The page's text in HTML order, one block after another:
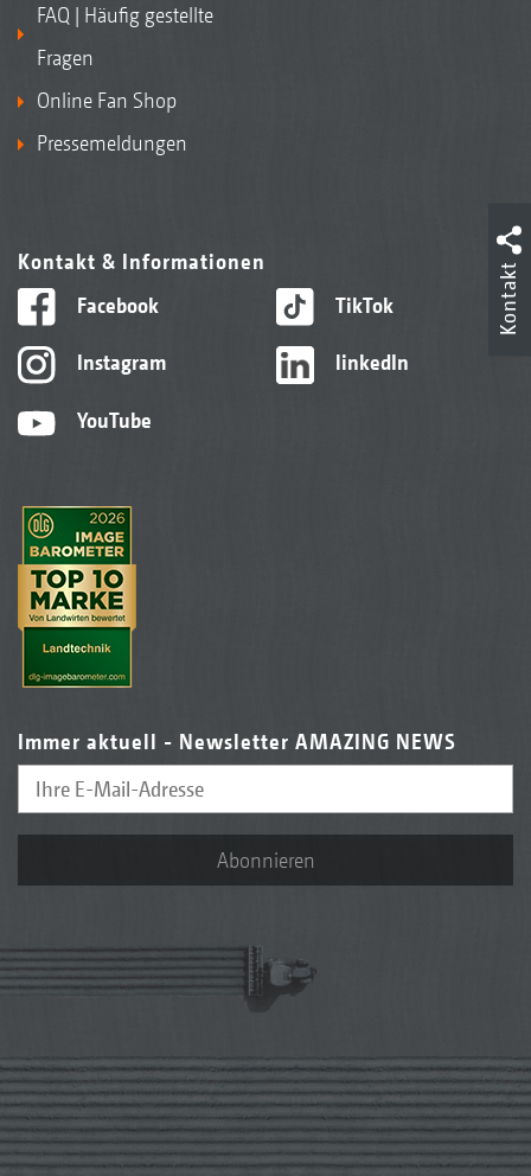
FAQ | Häufig gestellte
Fragen
Online Fan Shop
Pressemeldungen
Kontakt & Informationen
Facebook
Instagram
YouTube
TikTok
linkedIn
Immer aktuell - Newsletter AMAZING NEWS
Abonnieren
Kontakt